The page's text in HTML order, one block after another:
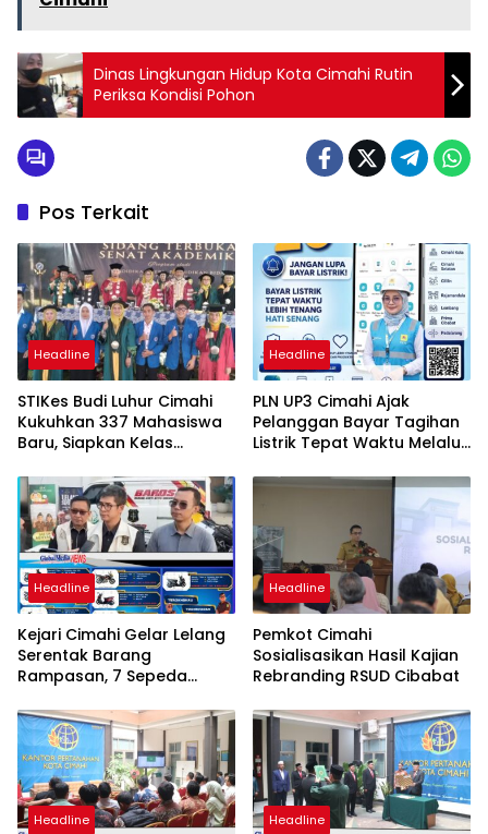
Dinas Lingkungan Hidup Kota Cimahi Rutin
Periksa Kondisi Pohon
Pos Terkait
Headline
STIKes Budi Luhur Cimahi
Kukuhkan 337 Mahasiswa
Baru, Siapkan Kelas
Student Exchange ke
Filipina
Headline
PLN UP3 Cimahi Ajak
Pelanggan Bayar Tagihan
Listrik Tepat Waktu Melalui
Headline
Kejari Cimahi Gelar Lelang
Serentak Barang
Rampasan, 7 Sepeda
Siap Diburu Masyarakat
Headline
Pemkot Cimahi
Sosialisasikan Hasil Kajian
Rebranding RSUD Cibabat
Headline Headline